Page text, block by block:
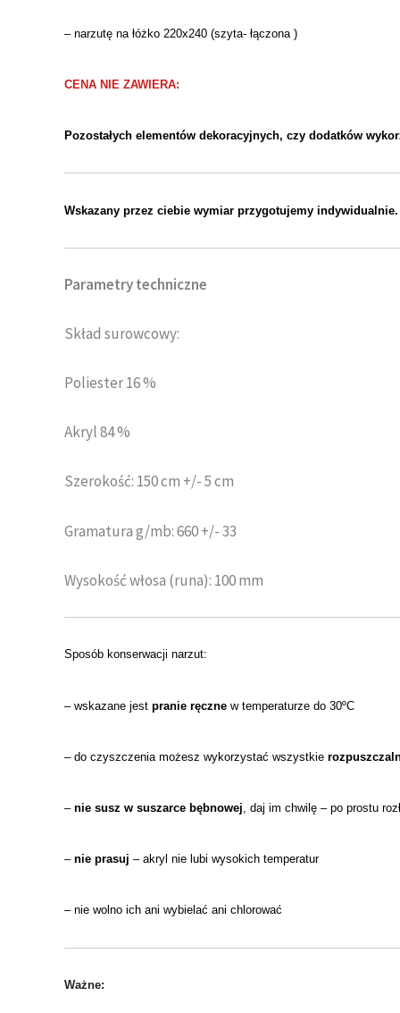
– narzutę na łóżko 220x240 (szyta- łączona )
CENA NIE ZAWIERA:
Pozostałych elementów dekoracyjnych, czy dodatków
Wskazany przez ciebie wymiar przygotujemy indywidualnie.
Parametry techniczne
Skład surowcowy:
Poliester 16 %
Akryl 84 %
Szerokość: 150 cm +/- 5 cm
Gramatura g/mb: 660 +/- 33
Wysokość włosa (runa): 100 mm
Sposób konserwacji narzut:
– wskazane jest pranie ręczne w temperaturze do 30ºC
– do czyszczenia możesz wykorzystać wszystkie
– nie susz w suszarce bębnowej, daj im chwilę – po prostu
– nie prasuj – akryl nie lubi wysokich temperatur
– nie wolno ich ani wybielać ani chlorować
Ważne: